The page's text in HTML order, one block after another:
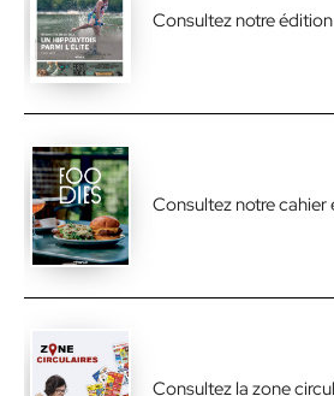
Consultez notre
Consultez notre cahier
Consultez la zone